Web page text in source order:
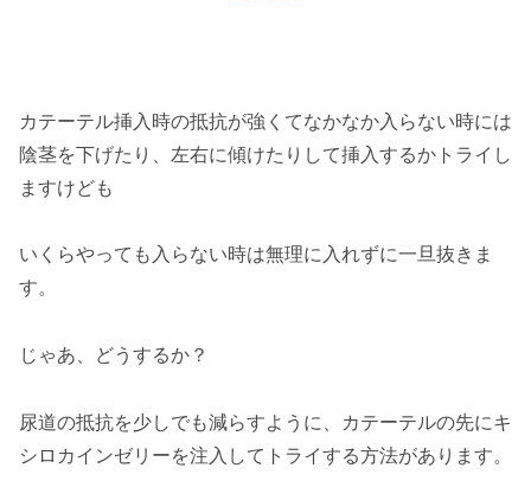
カテーテル挿入時の抵抗が強くてなかなか入らない時には
陰茎を下げたり、左右に傾けたりして挿入するかトライし
ますけども
いくらやっても入らない時は無理に入れずに一旦抜きま
す。
じゃあ、どうするか？
尿道の抵抗を少しでも減らすように、カテーテルの先にキ
シロカインゼリーを注入してトライする方法があります。